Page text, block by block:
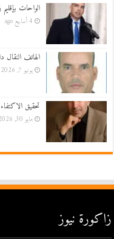
الواحات
4 أسابيع ago
الهاتف النقال
يونيو 7, 2026
تحقيق الاكتفاء
مايو 30, 2026
زاكورة نيوز